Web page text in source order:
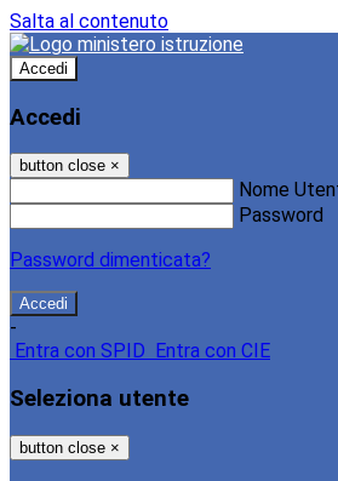
Salta al contenuto
Accedi
Accedi
button close ×
Nome
Password
Password dimenticata?
-
Entra con SPID
Entra con CIE
Seleziona utente
button close ×